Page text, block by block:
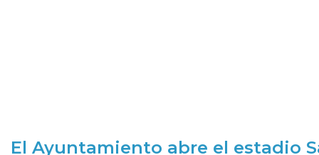
El Ayuntamiento abre el estadio